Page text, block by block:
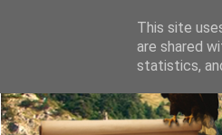
This site
are shared
statistics,